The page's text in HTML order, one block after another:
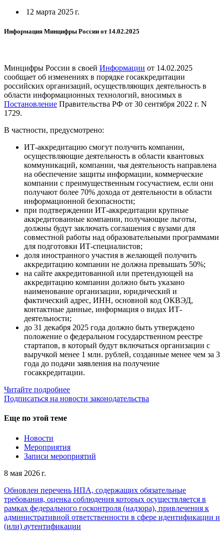
12 марта 2025 г.
Информация Минцифры России от 14.02.2025
Минцифры России в своей Информации от 14.02.2025
сообщает об изменениях в порядке госаккредитации
российских организаций, осуществляющих деятельность в
области информационных технологий, вносимых в
Постановление Правительства РФ от 30 сентября 2022 г. N
1729.
В частности, предусмотрено:
ИТ-аккредитацию смогут получить компании,
осуществляющие деятельность в области квантовых
коммуникаций, компании, чья деятельность направлена
на обеспечение защиты информации, коммерческие
компании с преимущественным госучастием, если они
получают более 70% дохода от деятельности в области
информационной безопасности;
при подтверждении ИТ-аккредитации крупные
аккредитованные компании, получающие льготы,
должны будут заключать соглашения с вузами для
совместной работы над образовательными программами
для подготовки ИТ-специалистов;
доля иностранного участия в желающей получить
аккредитацию компании не должна превышать 50%;
на сайте аккредитованной или претендующей на
аккредитацию компании должно быть указано
наименование организации, юридический и
фактический адрес, ИНН, основной код ОКВЭД,
контактные данные, информация о видах ИТ-
деятельности;
до 31 декабря 2025 года должно быть утверждено
положение о федеральном государственном реестре
стартапов, в который будут включаться организации с
выручкой менее 1 млн. рублей, созданные менее чем за 3
года до подачи заявления на получение
госаккредитации.
Читайте подробнее
Подписаться на новости законодательства
Еще по этой теме
Новости
Мероприятия
Записи мероприятий
8 мая 2026 г.
Обновлен перечень НПА, содержащих обязательные
требования, оценка соблюдения которых осуществляется в
рамках федерального госконтроля (надзора), привлечения к
административной ответственности в сфере идентификации и
(или) аутентификации